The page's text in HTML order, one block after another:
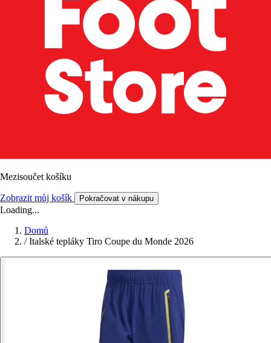
Mezisoučet košíku
Zobrazit můj košík Pokračovat v nákupu
Loading...
Domů
/ Italské tepláky Tiro Coupe du Monde 2026